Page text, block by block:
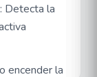
: Detecta la
encender la